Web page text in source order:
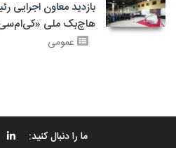
بازدید معاون اجرایی
هاچ‌بک ملی
عمومی
ما را دنبال کنید: